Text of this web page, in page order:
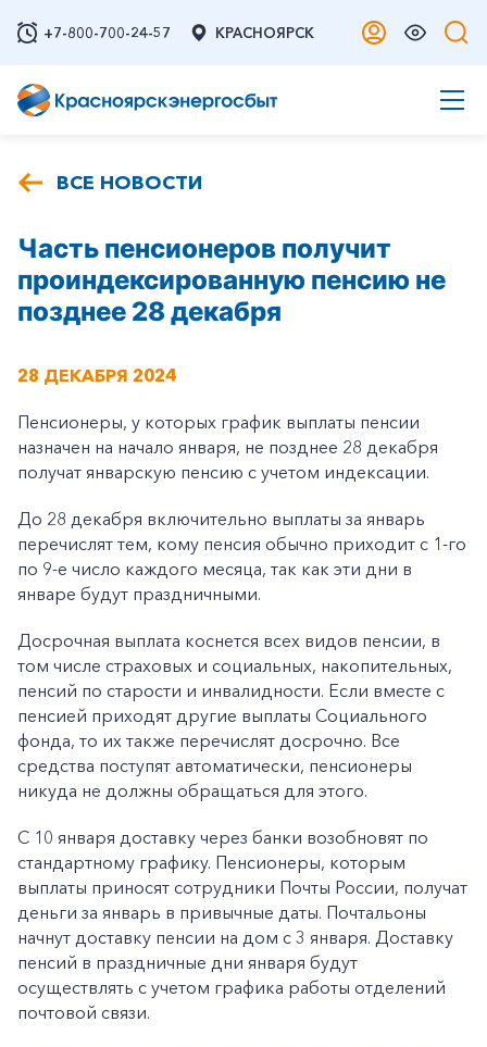
+7-800-700-24-57 КРАСНОЯРСК
ВСЕ НОВОСТИ
Часть пенсионеров получит
проиндексированную пенсию не
позднее 28 декабря
28 ДЕКАБРЯ 2024
Пенсионеры, у которых график выплаты пенсии
назначен на начало января, не позднее 28 декабря
получат январскую пенсию с учетом индексации.
До 28 декабря включительно выплаты за январь
перечислят тем, кому пенсия обычно приходит с 1-го
по 9-е число каждого месяца, так как эти дни в
январе будут праздничными.
Досрочная выплата коснется всех видов пенсии, в
том числе страховых и социальных, накопительных,
пенсий по старости и инвалидности. Если вместе с
пенсией приходят другие выплаты Социального
фонда, то их также перечислят досрочно. Все
средства поступят автоматически, пенсионеры
никуда не должны обращаться для этого.
С 10 января доставку через банки возобновят по
стандартному графику. Пенсионеры, которым
выплаты приносят сотрудники Почты России, получат
деньги за январь в привычные даты. Почтальоны
начнут доставку пенсии на дом с 3 января. Доставку
пенсий в праздничные дни января будут
осуществлять с учетом графика работы отделений
почтовой связи.